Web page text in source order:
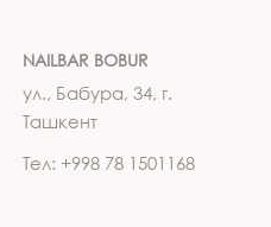
NAILBAR BOBUR
ул., Бабура, 34, г.
Ташкент
Тел: +998 78 1501168